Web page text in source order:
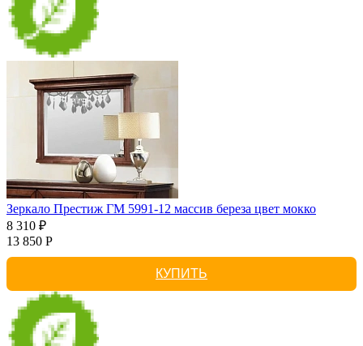
Зеркало Престиж ГМ 5991-12 массив береза цвет мокко
8 310 ₽
13 850 Р
КУПИТЬ